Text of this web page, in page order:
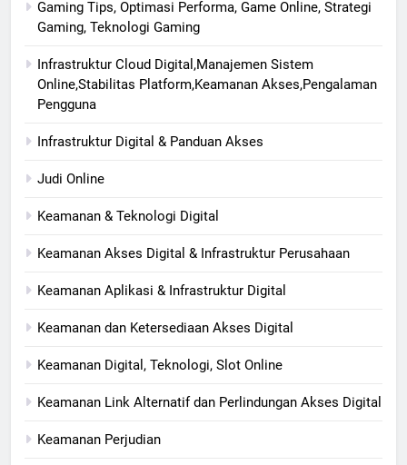
Gaming Tips, Optimasi Performa, Game Online, Strategi
Gaming, Teknologi Gaming
Infrastruktur Cloud Digital,Manajemen Sistem
Online,Stabilitas Platform,Keamanan Akses,Pengalaman
Pengguna
Infrastruktur Digital & Panduan Akses
Judi Online
Keamanan & Teknologi Digital
Keamanan Akses Digital & Infrastruktur Perusahaan
Keamanan Aplikasi & Infrastruktur Digital
Keamanan dan Ketersediaan Akses Digital
Keamanan Digital, Teknologi, Slot Online
Keamanan Link Alternatif dan Perlindungan Akses Digital
Keamanan Perjudian